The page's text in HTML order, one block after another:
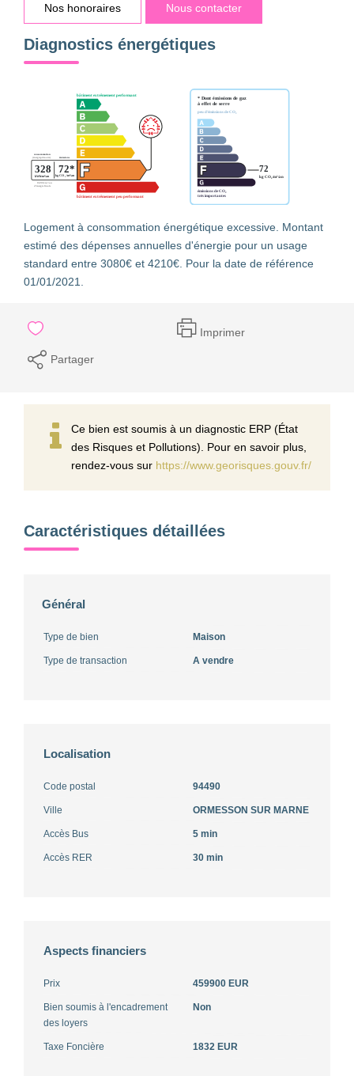
Nos honoraires Nous contacter
Diagnostics énergétiques
Logement à consommation énergétique excessive. Montant
estimé des dépenses annuelles d'énergie pour un usage
standard entre 3080€ et 4210€. Pour la date de référence
01/01/2021.
Imprimer
Partager
Ce bien est soumis à un diagnostic ERP (État
des Risques et Pollutions). Pour en savoir plus,
rendez-vous sur https://www.georisques.gouv.fr/
Caractéristiques détaillées
Général
Type de bien Maison
Type de transaction A vendre
Localisation
Code postal 94490
Ville ORMESSON SUR MARNE
Accès Bus 5 min
Accès RER 30 min
Aspects financiers
Prix 459900 EUR
Bien soumis à l'encadrement
des loyers
Non
Taxe Foncière 1832 EUR